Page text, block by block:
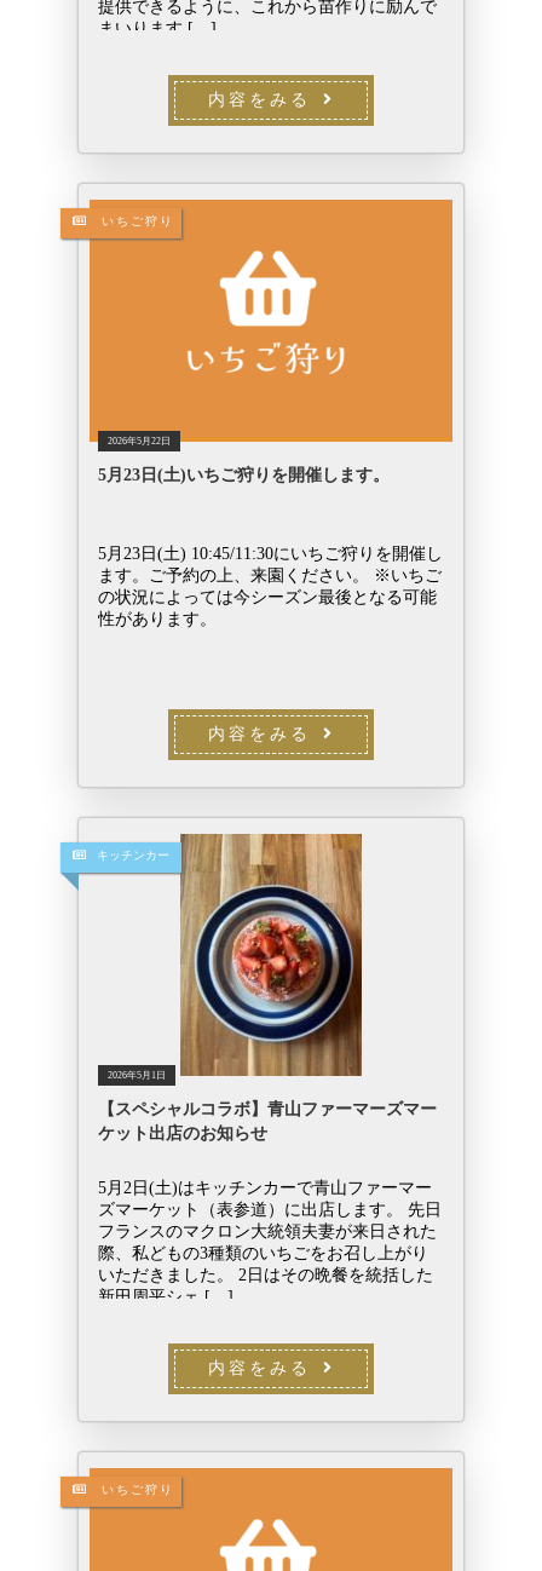
提供できるように、これから苗作りに励んで
まいります […]
内容をみる
いちご狩り
2026年5月22日
5月23日(土)いちご狩りを開催します。
5月23日(土) 10:45/11:30にいちご狩りを開催し
ます。ご予約の上、来園ください。 ※いちご
の状況によっては今シーズン最後となる可能
性があります。
内容をみる
キッチンカー
2026年5月1日
【スペシャルコラボ】青山ファーマーズマー
ケット出店のお知らせ
5月2日(土)はキッチンカーで青山ファーマー
ズマーケット（表参道）に出店します。 先日
フランスのマクロン大統領夫妻が来日された
際、私どもの3種類のいちごをお召し上がり
いただきました。 2日はその晩餐を統括した
新田周平シェ […]
内容をみる
いちご狩り